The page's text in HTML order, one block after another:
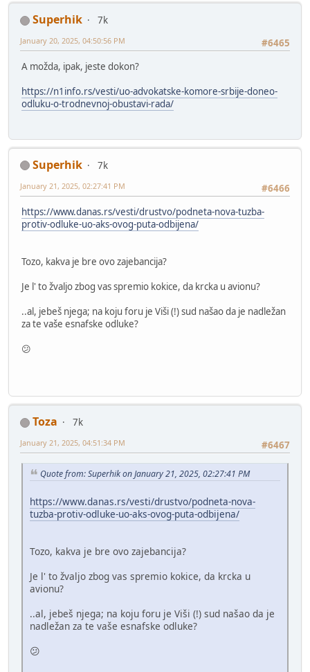
Superhik
7k
#6465
January 20, 2025, 04:50:56 PM
A možda, ipak, jeste dokon?
https://n1info.rs/vesti/uo-advokatske-komore-srbije-doneo-
odluku-o-trodnevnoj-obustavi-rada/
Superhik
7k
#6466
January 21, 2025, 02:27:41 PM
https://www.danas.rs/vesti/drustvo/podneta-nova-tuzba-
protiv-odluke-uo-aks-ovog-puta-odbijena/
Tozo, kakva je bre ovo zajebancija?
Je l' to žvaljo zbog vas spremio kokice, da krcka u avionu?
..al, jebeš njega; na koju foru je Viši (!) sud našao da je nadležan
za te vaše esnafske odluke?
😕
Toza
7k
#6467
January 21, 2025, 04:51:34 PM
Quote from: Superhik on January 21, 2025, 02:27:41 PM
https://www.danas.rs/vesti/drustvo/podneta-nova-
tuzba-protiv-odluke-uo-aks-ovog-puta-odbijena/
Tozo, kakva je bre ovo zajebancija?
Je l' to žvaljo zbog vas spremio kokice, da krcka u
avionu?
..al, jebeš njega; na koju foru je Viši (!) sud našao da je
nadležan za te vaše esnafske odluke?
😕